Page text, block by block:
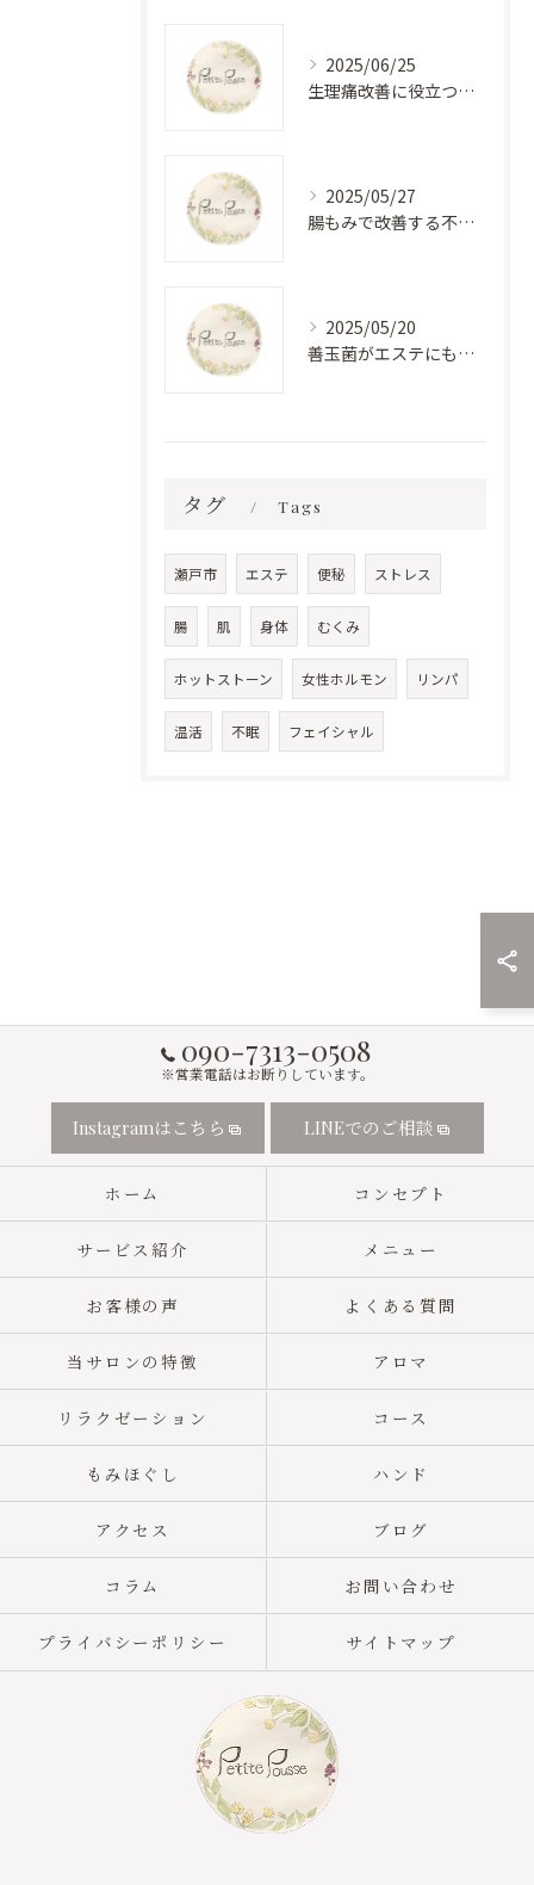
2025/06/25
生理痛改善に役立つエステ
2025/05/27
腸もみで改善する不眠のメカニズム
2025/05/20
善玉菌がエステにもたらす美肌効果
タグ Tags
瀬戸市 エステ 便秘 ストレス
腸 肌 身体 むくみ
ホットストーン 女性ホルモン リンパ
温活 不眠 フェイシャル
090-7313-0508
※営業電話はお断りしています。
Instagramはこちら LINEでのご相談
ホーム コンセプト
サービス紹介 メニュー
お客様の声 よくある質問
当サロンの特徴 アロマ
リラクゼーション コース
もみほぐし ハンド
アクセス ブログ
コラム お問い合わせ
プライバシーポリシー サイトマップ